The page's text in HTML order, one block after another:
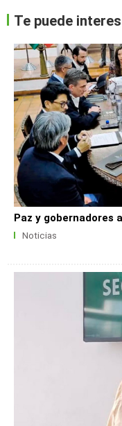
Te puede
Paz y gobernadores
Noticias